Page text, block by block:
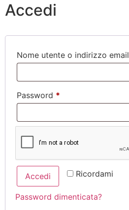
Accedi
Nome utente o indirizzo email
Password *
Ricordami
Accedi
Password dimenticata?